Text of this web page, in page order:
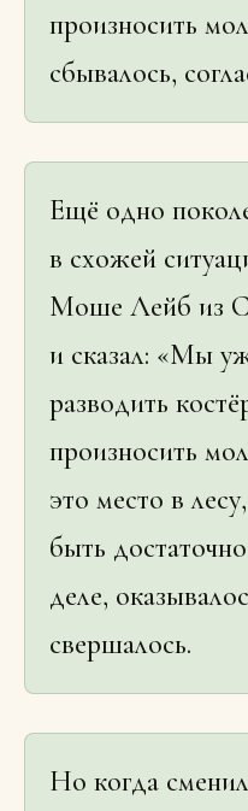
произносить
сбывалось,
Ещё одно
в схожей
Моше Лейб из
и сказал: «Мы
разводить
произносить
это место в
быть
деле,
свершалось.
Но когда